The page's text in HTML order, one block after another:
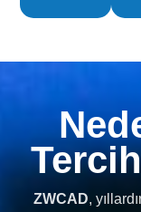
ZWCAD,